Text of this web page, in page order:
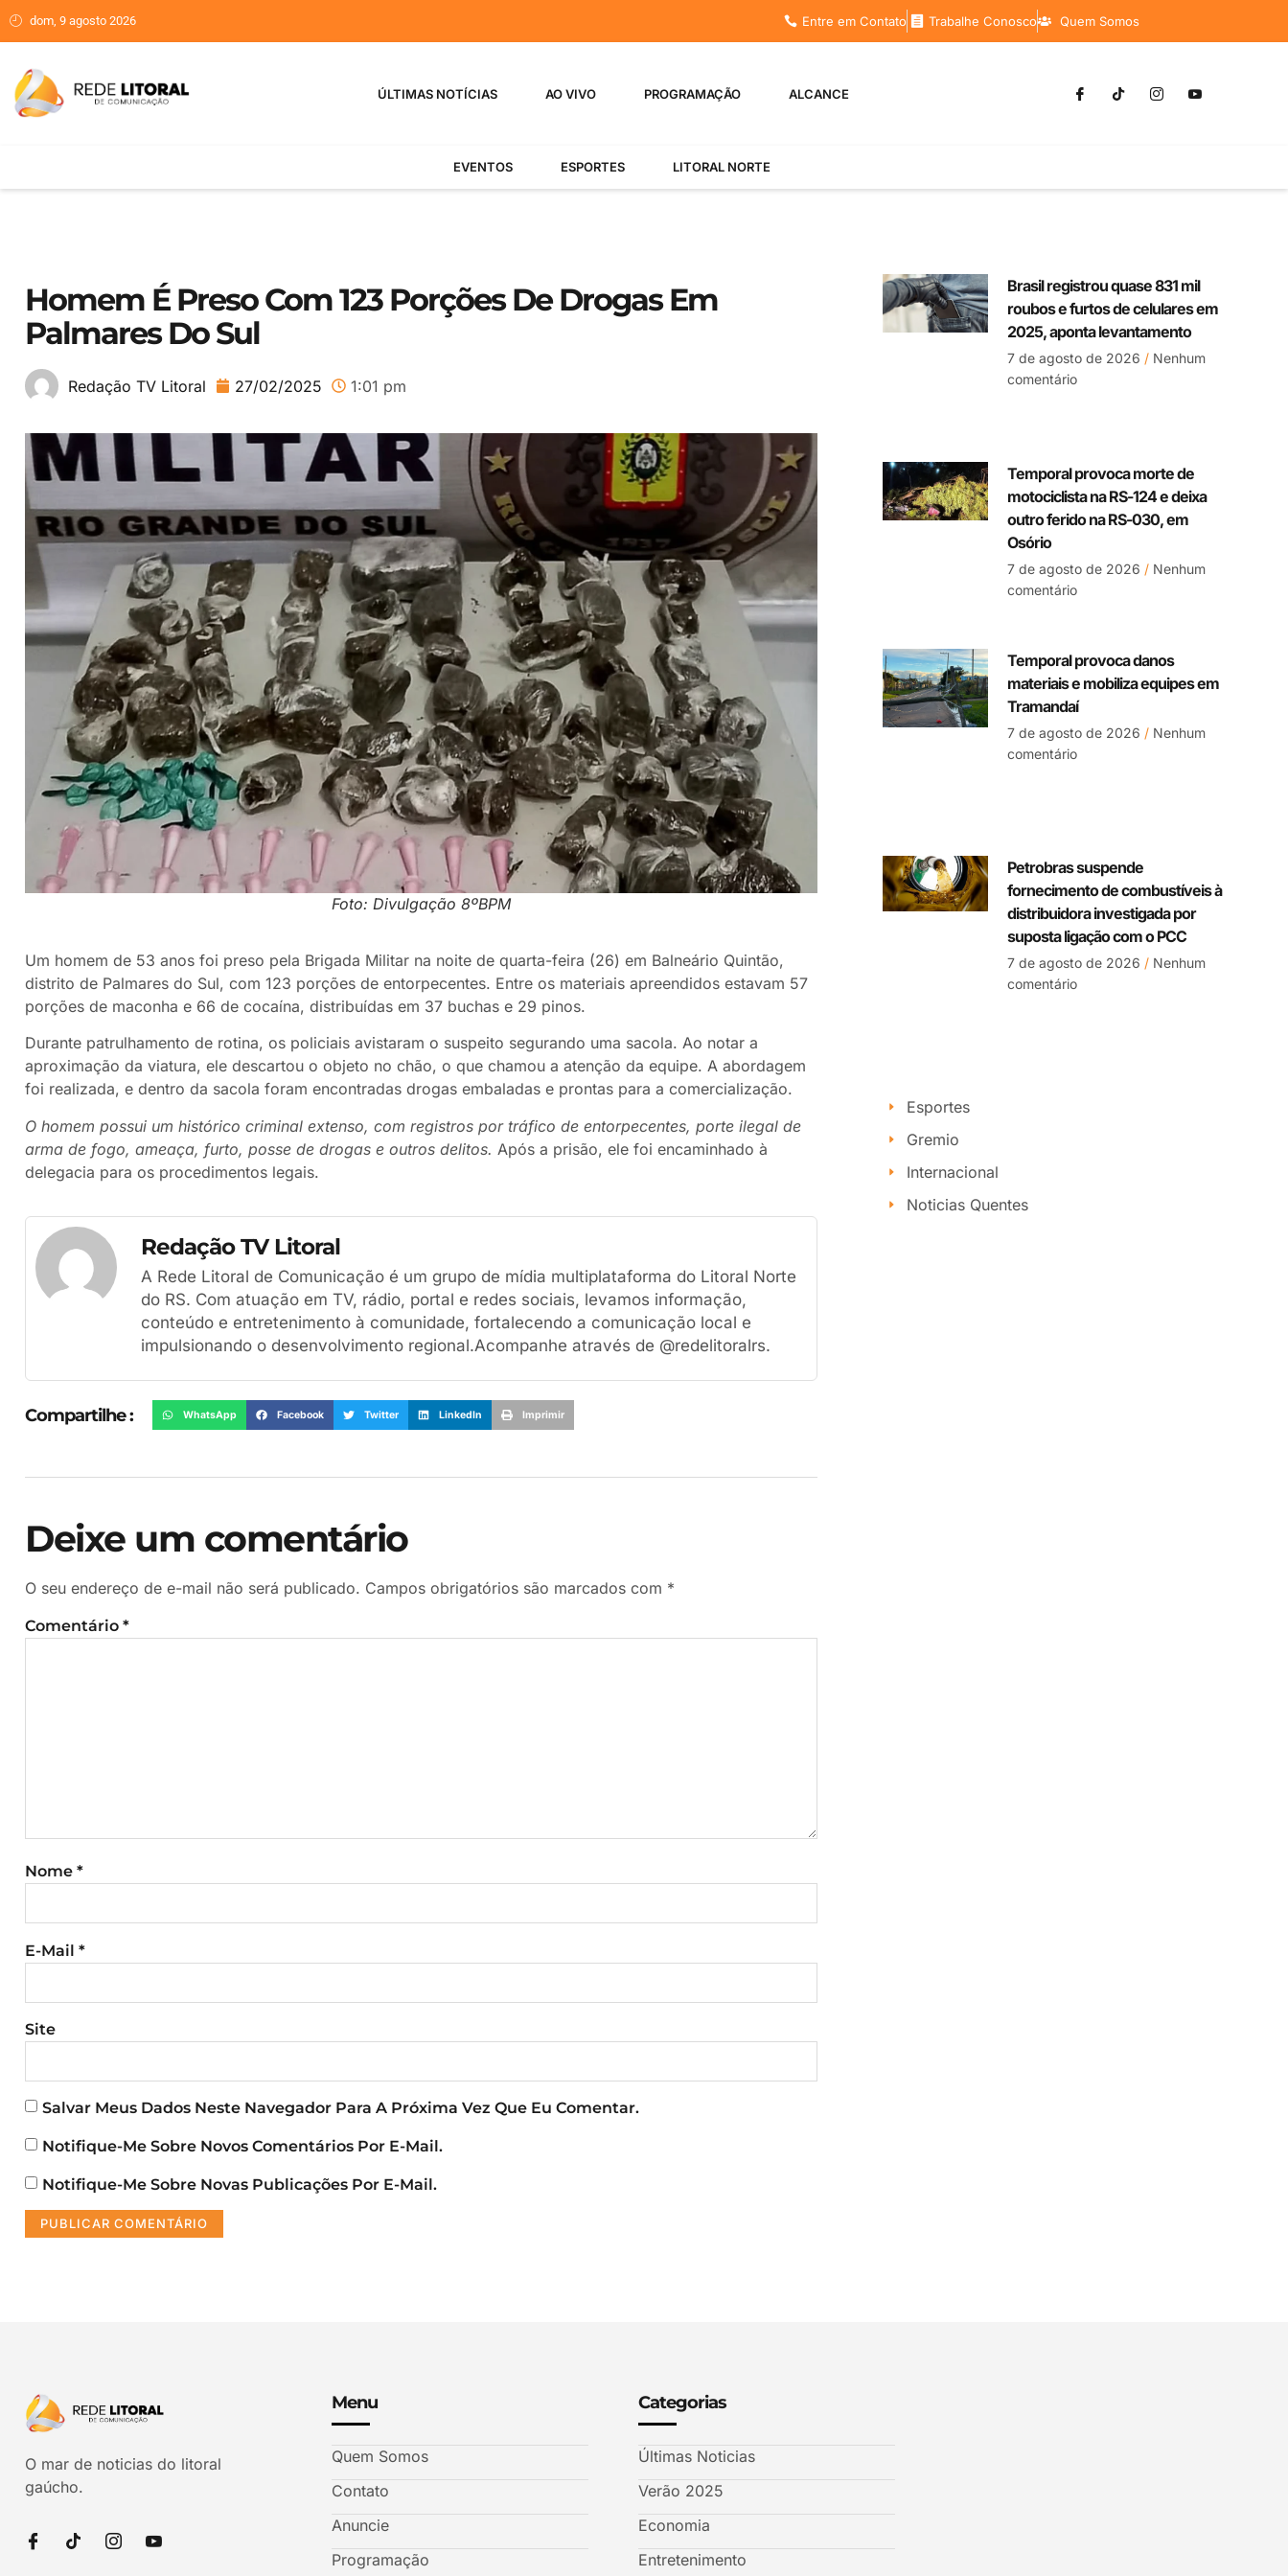
dom, 9 agosto 2026 Entre em Contato Trabalhe Conosco Quem Somos
ÚLTIMAS NOTÍCIAS AO VIVO PROGRAMAÇÃO ALCANCE
EVENTOS ESPORTES LITORAL NORTE
Homem É Preso Com 123 Porções De Drogas Em
Palmares Do Sul
Redação TV Litoral 27/02/2025 1:01 pm
Foto: Divulgação 8ºBPM
Um homem de 53 anos foi preso pela Brigada Militar na noite de quarta-feira (26) em Balneário Quintão,
distrito de Palmares do Sul, com 123 porções de entorpecentes. Entre os materiais apreendidos estavam 57
porções de maconha e 66 de cocaína, distribuídas em 37 buchas e 29 pinos.
Durante patrulhamento de rotina, os policiais avistaram o suspeito segurando uma sacola. Ao notar a
aproximação da viatura, ele descartou o objeto no chão, o que chamou a atenção da equipe. A abordagem
foi realizada, e dentro da sacola foram encontradas drogas embaladas e prontas para a comercialização.
O homem possui um histórico criminal extenso, com registros por tráfico de entorpecentes, porte ilegal de
arma de fogo, ameaça, furto, posse de drogas e outros delitos. Após a prisão, ele foi encaminhado à
delegacia para os procedimentos legais.
Redação TV Litoral
A Rede Litoral de Comunicação é um grupo de mídia multiplataforma do Litoral Norte
do RS. Com atuação em TV, rádio, portal e redes sociais, levamos informação,
conteúdo e entretenimento à comunidade, fortalecendo a comunicação local e
impulsionando o desenvolvimento regional.Acompanhe através de @redelitoralrs.
Compartilhe : WhatsApp Facebook Twitter LinkedIn Imprimir
Deixe um comentário
O seu endereço de e-mail não será publicado. Campos obrigatórios são marcados com *
Comentário *
Nome *
E-Mail *
Site
Salvar Meus Dados Neste Navegador Para A Próxima Vez Que Eu Comentar.
Notifique-Me Sobre Novos Comentários Por E-Mail.
Notifique-Me Sobre Novas Publicações Por E-Mail.
Brasil registrou quase 831 mil
roubos e furtos de celulares em
2025, aponta levantamento
7 de agosto de 2026 Nenhum
comentário
Temporal provoca morte de
motociclista na RS-124 e deixa
outro ferido na RS-030, em
Osório
7 de agosto de 2026 Nenhum
comentário
Temporal provoca danos
materiais e mobiliza equipes em
Tramandaí
7 de agosto de 2026 Nenhum
comentário
Petrobras suspende
fornecimento de combustíveis à
distribuidora investigada por
suposta ligação com o PCC
7 de agosto de 2026 Nenhum
comentário
Esportes
Gremio
Internacional
Noticias Quentes
O mar de noticias do litoral
gaúcho.
Menu
Quem Somos
Contato
Anuncie
Programação
Categorias
Últimas Noticias
Verão 2025
Economia
Entretenimento